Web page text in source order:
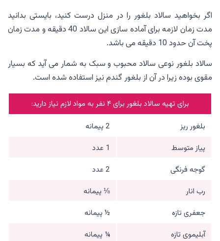
اگر بخواهید سالاد بلغور را در منزل درست کنید، بایستی بدانید
مدت زمان لازمه برای آماده سازی این سالاد 40 دقیقه و مدت زمان
پخت آن حدود 10 دقیقه می باشد.
سالاد بلغور نوعی سالاد محبوب و سبک به شمار می آید که بسیار
مقوی بوده زیرا در آن از بلغور گندم نیز استفاده شده است.
برای تهیه سالاد بلغور برای ۴ نفر به مواد لازم نیاز دارید:
بلغور ریز
2 پیمانه
پیاز متوسط
1 عدد
گوجه فرنگی
2 عدد
رب انار
⅛ پیمانه
جعفری تازه
½ پیمانه
آبلیموی تازه
¼ پیمانه